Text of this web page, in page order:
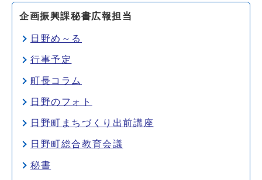
企画振興課秘書広報担当
日野め～る
行事予定
町長コラム
日野のフォト
日野町まちづくり出前講座
日野町総合教育会議
秘書